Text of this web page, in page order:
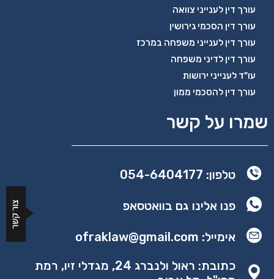
עורך דין לענייני צוואה
עורך דין הסכמי גירושין
עורך דין לענייני משפחה במרכז
עורך דין לדיני משפחה
עו"ד לענייני ירושות
עורך דין להסכמי ממון
שמרו על קשר
טלפון: 054-6404177
פנו אלינו גם בוואטסאפ
אימייל: ofraklaw@gmail.com
כתובת: ראול ולנברג 24, מגדלי זיו, רמת